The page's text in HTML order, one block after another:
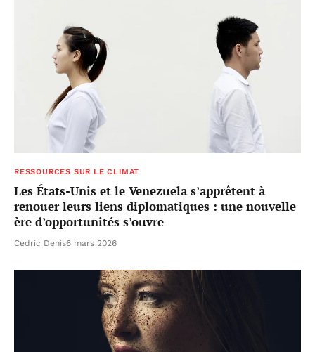
RESSOURCES SUR LE CLIMAT
Les États-Unis et le Venezuela s’apprêtent à
renouer leurs liens diplomatiques : une nouvelle
ère d’opportunités s’ouvre
Cédric Denis6 mars 2026